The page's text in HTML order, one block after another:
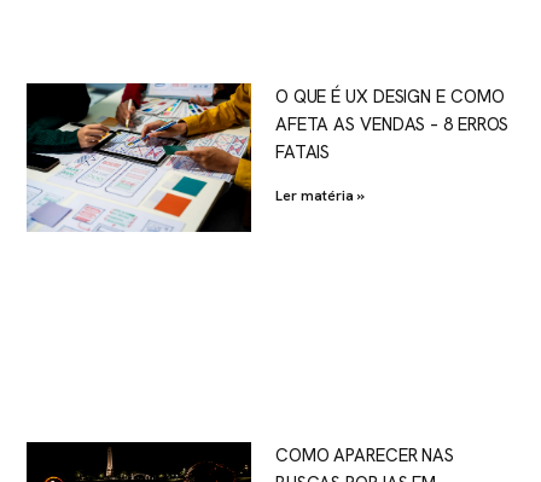
O QUE É UX DESIGN E COMO
AFETA AS VENDAS – 8 ERROS
FATAIS
Ler matéria »
COMO APARECER NAS